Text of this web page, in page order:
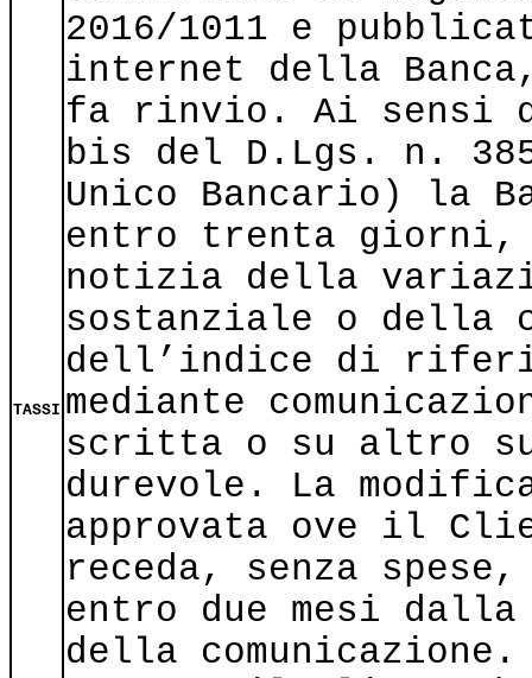
TASSI
2016/1011 e
internet della
fa rinvio. Ai sensi
bis del D.Lgs. n.
Unico Bancario) la
entro trenta giorni,
notizia della
sostanziale o della
dell’indice di
mediante
scritta o su altro
durevole. La
approvata ove il
receda, senza
entro due mesi
della